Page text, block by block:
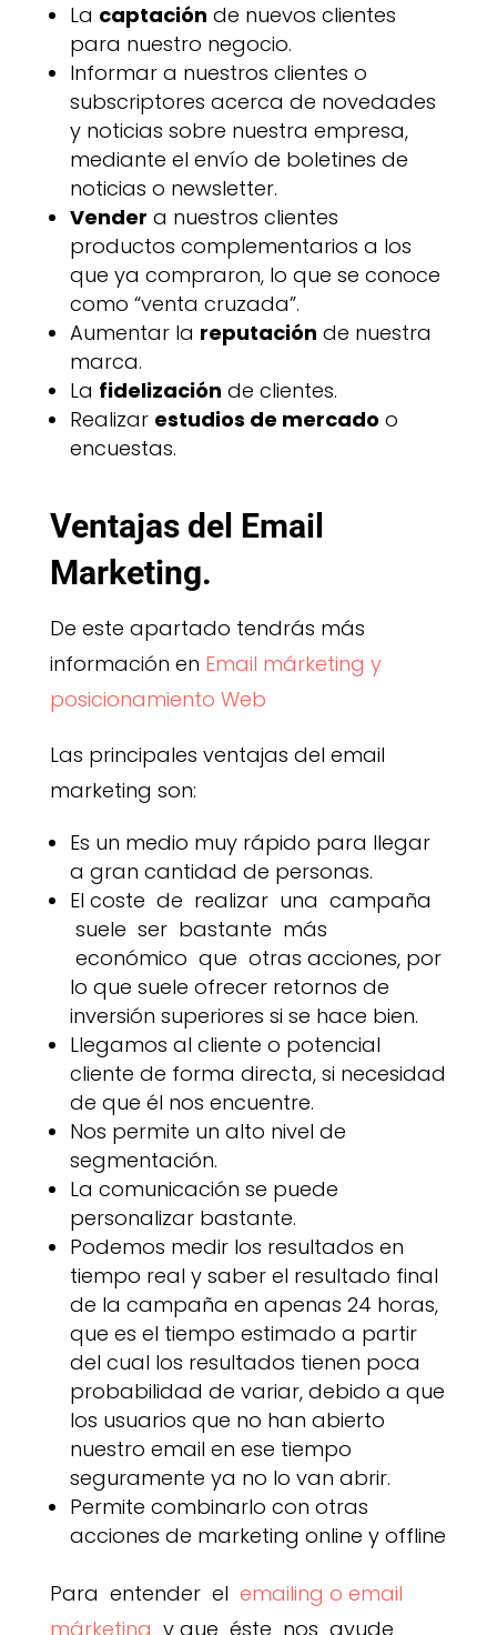
La captación de nuevos clientes
para nuestro negocio.
Informar a nuestros clientes o
subscriptores acerca de novedades
y noticias sobre nuestra empresa,
mediante el envío de boletines de
noticias o newsletter.
Vender a nuestros clientes
productos complementarios a los
que ya compraron, lo que se conoce
como “venta cruzada”.
Aumentar la reputación de nuestra
marca.
La fidelización de clientes.
Realizar estudios de mercado o
encuestas.
Ventajas del Email
Marketing.
De este apartado tendrás más
información en Email márketing y
posicionamiento Web
Las principales ventajas del email
marketing son:
Es un medio muy rápido para llegar
a gran cantidad de personas.
El coste de realizar una campaña
suele ser bastante más
económico que otras acciones, por
lo que suele ofrecer retornos de
inversión superiores si se hace bien.
Llegamos al cliente o potencial
cliente de forma directa, si necesidad
de que él nos encuentre.
Nos permite un alto nivel de
segmentación.
La comunicación se puede
personalizar bastante.
Podemos medir los resultados en
tiempo real y saber el resultado final
de la campaña en apenas 24 horas,
que es el tiempo estimado a partir
del cual los resultados tienen poca
probabilidad de variar, debido a que
los usuarios que no han abierto
nuestro email en ese tiempo
seguramente ya no lo van abrir.
Permite combinarlo con otras
acciones de marketing online y offline
Para entender el emailing o email
márketing y que éste nos ayude